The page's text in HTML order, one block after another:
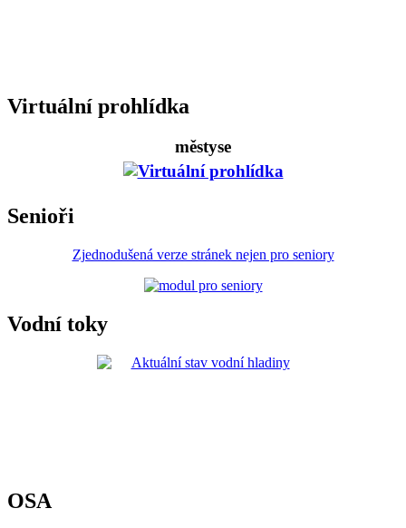
Virtuální prohlídka
městyse
Senioři
Zjednodušená verze stránek nejen pro seniory
Vodní toky
OSA